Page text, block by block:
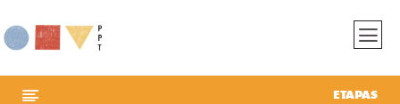
ETAPAS